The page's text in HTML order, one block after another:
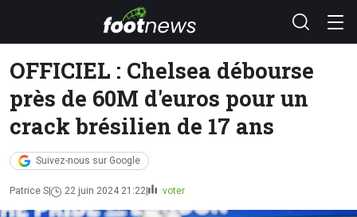
OFFICIEL : Chelsea débourse
près de 60M d'euros pour un
crack brésilien de 17 ans
Suivez-nous sur Google
Patrice S 22 juin 2024 21:22 voter